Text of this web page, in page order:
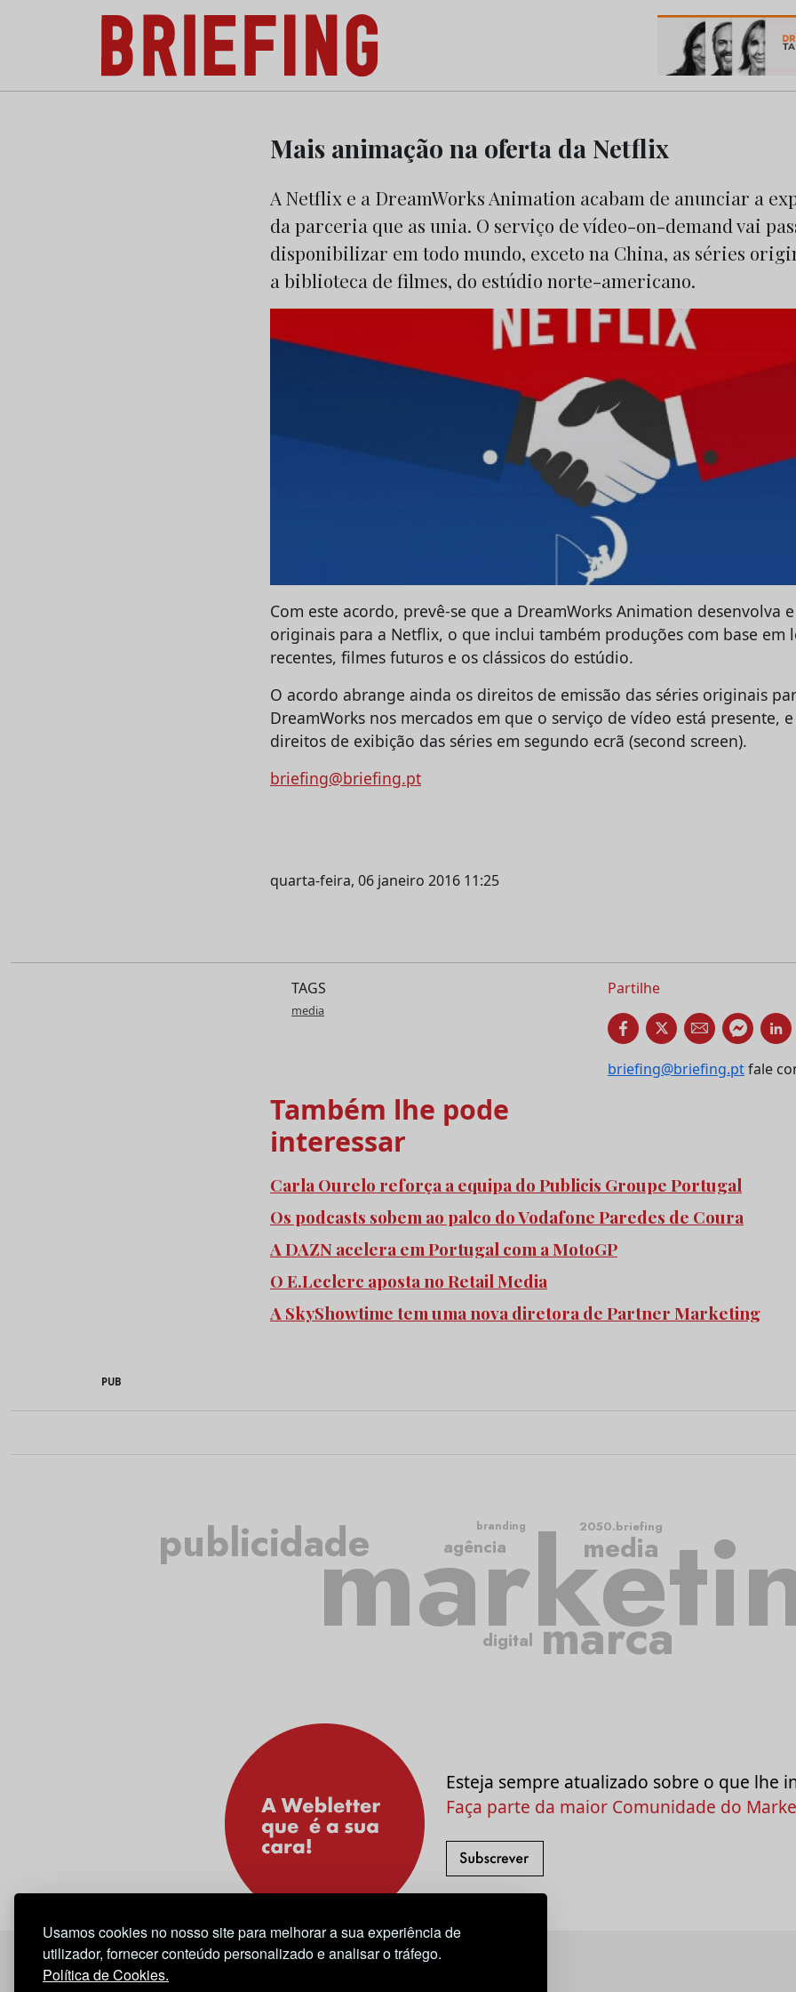
Usamos cookies no nosso site para melhorar a sua experiência de
utilizador, fornecer conteúdo personalizado e analisar o tráfego.
Política de Cookies.
Briefing: Todas as notícias sobre os negócios do Marketing e da Publicidade
Mais animação na oferta da Netflix
A Netflix e a DreamWorks Animation acabam de anunciar a
da parceria que as unia. O serviço de vídeo-on-demand vai
disponibilizar em todo mundo, exceto na China, as séries
a biblioteca de filmes, do estúdio norte-americano.
Com este acordo, prevê-se que a DreamWorks Animation desenvolva
originais para a Netflix, o que inclui também produções com base em
recentes, filmes futuros e os clássicos do estúdio.
O acordo abrange ainda os direitos de emissão das séries originais
DreamWorks nos mercados em que o serviço de vídeo está presente,
direitos de exibição das séries em segundo ecrã (second screen).
briefing@briefing.pt
quarta-feira, 06 janeiro 2016 11:25
TAGS
media
Partilhe
briefing@briefing.ptfale
Também lhe pode
interessar
Carla Ourelo reforça a equipa do Publicis Groupe Portugal
Os podcasts sobem ao palco do Vodafone Paredes de Coura
A DAZN acelera em Portugal com a MotoGP
O E.Leclerc aposta no Retail Media
A SkyShowtime tem uma nova diretora de Partner Marketing
PUB
publicidade
marca
media
agência
digital
2050.briefing
branding
Esteja sempre atualizado sobre o que lhe
Faça parte da maior Comunidade do